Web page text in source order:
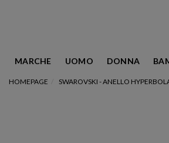
MARCHE UOMO DONNA
HOMEPAGE SWAROVSKI - ANELLO